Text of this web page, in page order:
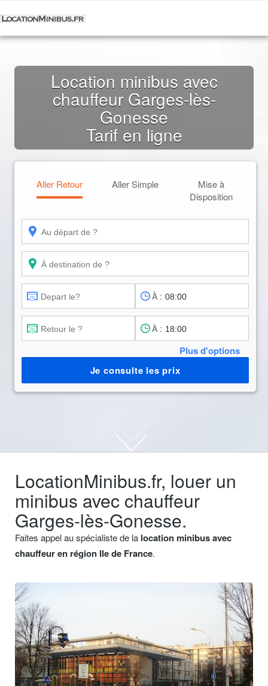
Location minibus avec
chauffeur Garges-lès-
Gonesse
Tarif en ligne
Aller Retour Aller Simple
Mise à
Disposition
À :
À :
Plus d'options
Je consulte les prix
LocationMinibus.fr, louer un
minibus avec chauffeur
Garges-lès-Gonesse.
Faites appel au spécialiste de la location minibus avec
chauffeur en région Ile de France.